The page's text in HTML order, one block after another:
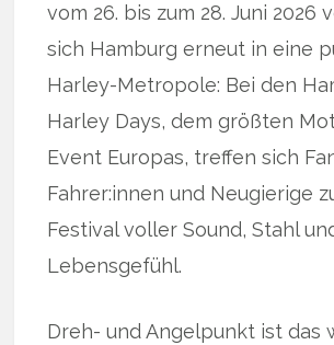
vom 26. bis zum 28. Juni 2026
sich Hamburg erneut in eine
Harley-Metropole: Bei den
Harley Days, dem größten
Event Europas, treffen sich
Fahrer:innen und Neugierige
Festival voller Sound, Stahl
Lebensgefühl.
Dreh- und Angelpunkt ist das